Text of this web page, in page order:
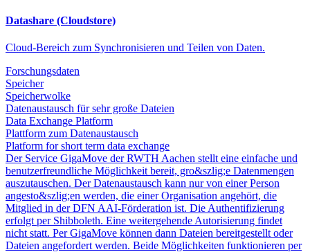
Datashare (Cloudstore)
Cloud-Bereich zum Synchronisieren und Teilen von Daten.
Forschungsdaten
Speicher
Speicherwolke
Datenaustausch für sehr große Dateien
Data Exchange Platform
Plattform zum Datenaustausch
Platform for short term data exchange
Der Service GigaMove der RWTH Aachen stellt eine einfache und
benutzerfreundliche Möglichkeit bereit, gro&szlig;e Datenmengen
auszutauschen. Der Datenaustausch kann nur von einer Person
angesto&szlig;en werden, die einer Organisation angehört, die
Mitglied in der DFN AAI-Förderation ist. Die Authentifizierung
erfolgt per Shibboleth. Eine weitergehende Autorisierung findet
nicht statt. Per GigaMove können dann Dateien bereitgestellt oder
Dateien angefordert werden. Beide Möglichkeiten funktionieren per